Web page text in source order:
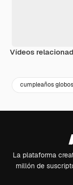
Vídeos
cumpleaños globos
La plataforma
millón de